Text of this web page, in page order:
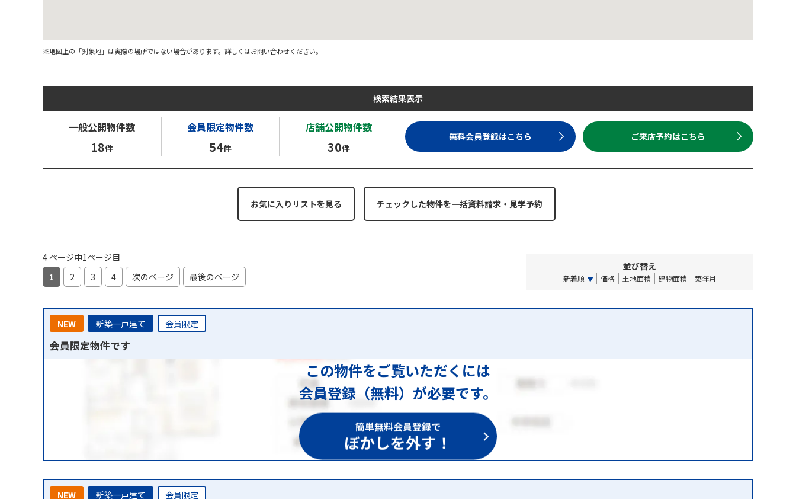
※地図上の「対象地」は実際の場所ではない場合があります。詳しくはお問い合わせください。
検索結果表示
一般公開物件数
18件
会員限定物件数
54件
店舗公開物件数
30件
無料会員登録はこちら ご来店予約はこちら
お気に入りリストを見る
4 ページ中1ページ目
1
2 3 4 次のページ 最後のページ
並び替え
新着順 価格 土地面積 建物面積 築年月
NEW 新築一戸建て 会員限定
会員限定物件です
この物件をご覧いただくには
会員登録（無料）が必要です。
簡単無料会員登録で
ぼかしを外す！
NEW 新築一戸建て 会員限定